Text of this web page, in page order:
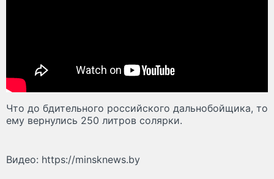
Что до бдительного российского дальнобойщика, то
ему вернулись 250 литров солярки.
Видео: https://minsknews.by